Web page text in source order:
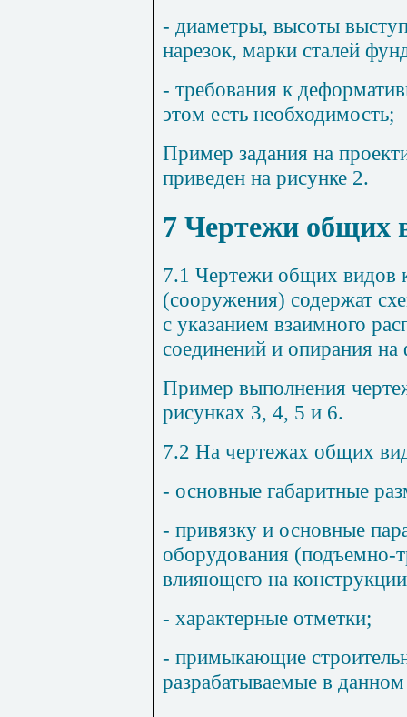
- диаметры, высоты
нарезок, марки сталей
- требования к
этом есть необходимость;
Пример задания на
приведен на рисунке 2.
7 Чертежи общих
7.1 Чертежи общих видов
(сооружения) содержат
с указанием взаимного
соединений и опирания
Пример выполнения
рисунках 3, 4, 5 и 6.
7.2 На чертежах общих
- основные габаритные
- привязку и основные
оборудования (подъемно-
влияющего на
- характерные отметки;
- примыкающие
разрабатываемые в